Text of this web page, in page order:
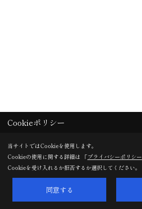
Cookieポリシー
当サイトではCookieを使用します。
Cookieの使用に関する詳細は 「プライバシーポリシー
Cookieを受け入れるか拒否するか選択してください。
同意する